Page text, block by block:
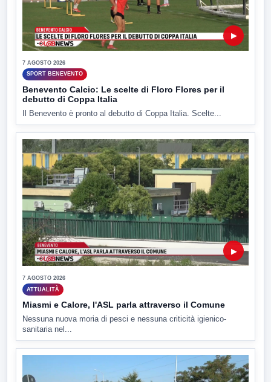
▶
7 AGOSTO 2026
SPORT BENEVENTO
Benevento Calcio: Le scelte di Floro Flores per il
debutto di Coppa Italia
Il Benevento è pronto al debutto di Coppa Italia. Scelte...
▶
7 AGOSTO 2026
ATTUALITÀ
Miasmi e Calore, l'ASL parla attraverso il Comune
Nessuna nuova moria di pesci e nessuna criticità igienico-
sanitaria nel...